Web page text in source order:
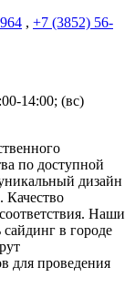
, +7 (3852) 56-
14:00; (вс)
по доступной
дизайн
Качество
Наши
в городе
для проведения